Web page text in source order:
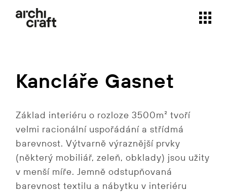
content
Kancláře Gasnet
Základ interiéru o rozloze 3500m² tvoří
velmi racionální uspořádání a střídmá
barevnost. Výtvarně výraznější prvky
(některý mobiliář, zeleň, obklady) jsou užity
v menší míře. Jemně odstupňovaná
barevnost textilu a nábytku v interiéru